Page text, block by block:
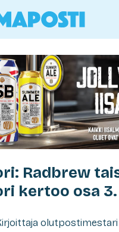
Radbrew
kertoo osa 3.
Kirjoittaja